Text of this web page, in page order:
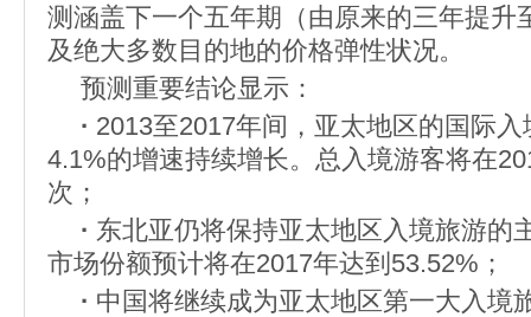
测涵盖下一个五年期（由原来的三年提升
及绝大多数目的地的价格弹性状况。
预测重要结论显示：
· 2013至2017年间，亚太地区的国际
4.1%的增速持续增长。总入境游客将在
次；
· 东北亚仍将保持亚太地区入境旅游的
市场份额预计将在2017年达到53.52%；
· 中国将继续成为亚太地区第一大入境